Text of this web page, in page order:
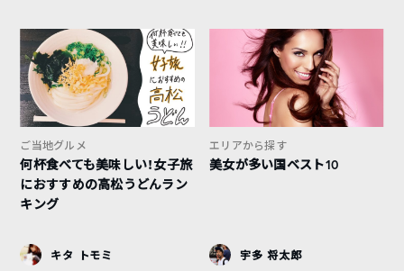
ご当地グルメ
何杯食べても美味しい！女子旅
におすすめの高松うどんラン
キング
キタ トモミ
エリアから探す
美女が多い国ベスト10
宇多 将太郎